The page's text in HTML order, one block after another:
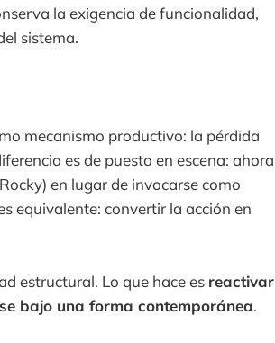
la exigencia de funcionalidad,
sistema.
mecanismo productivo: la pérdida
es de puesta en escena: ahora
en lugar de invocarse como
equivalente: convertir la acción en
estructural. Lo que hace es reactivar
bajo una forma contemporánea.